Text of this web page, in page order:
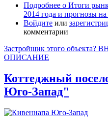
Подробнее о Итоги
2014 года и прогнозы на
Войдите или
комментарии
Застройщик этого
ОПИСАНИЕ
Коттеджный
Юго-Запад"